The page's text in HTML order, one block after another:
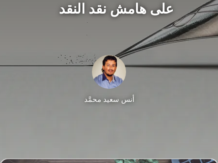
على هامش نقد النقد
أنس سعيد محمَّد